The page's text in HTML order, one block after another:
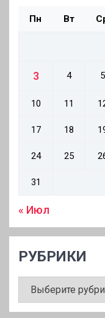
Пн Вт
3 4 5
10 11
17 18
24 25
31
« Июл
РУБРИКИ